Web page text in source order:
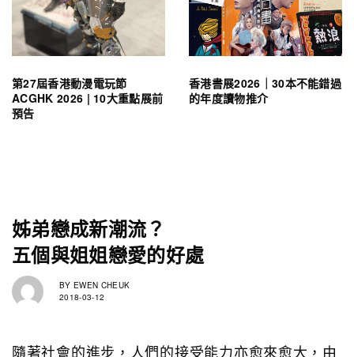
第27屆香港動漫電玩節
ACGHK 2026 | 10大重點展前
預告
香港書展2026｜30本不能錯過
的年度讀物推介
姊弟戀成新潮流？
五個與姐姐戀愛的好處
BY EWEN CHEUK
2018-03-12
隨著社會的進步，人們的接受能力亦愈來愈大，由